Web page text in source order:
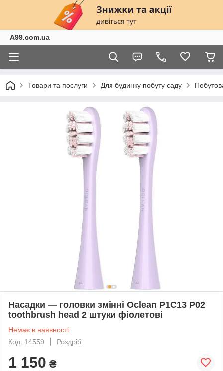
A99.com.ua
Товари та послуги Для будинку побуту саду
Насадки — головки змінні Oclean P1C13 P02
toothbrush head 2 штуки фіолетові
Немає в наявності
Код: 14559
Роздріб
1 150 ₴